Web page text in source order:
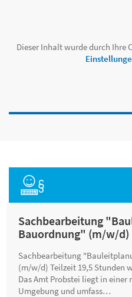
Dieser Inhalt wurde durch Ihre
Sachbearbeitung
Bauordnung" (m/w/d)
Sachbearbeitung
(m/w/d) Teilzeit 19,5 Stunden
Das Amt Probstei liegt in
Umgebung und umfass…